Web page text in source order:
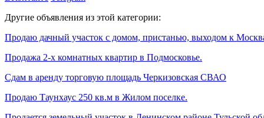
Другие объявления из этой категории:
Продаю дачный участок с домом, пристанью, выходом к
Продажа 2-х комнатных квартир в Подмосковье.
Сдам в аренду торговую площадь Черкизовская СВАО
Продаю Таунхаус 250 кв.м в Жилом поселке.